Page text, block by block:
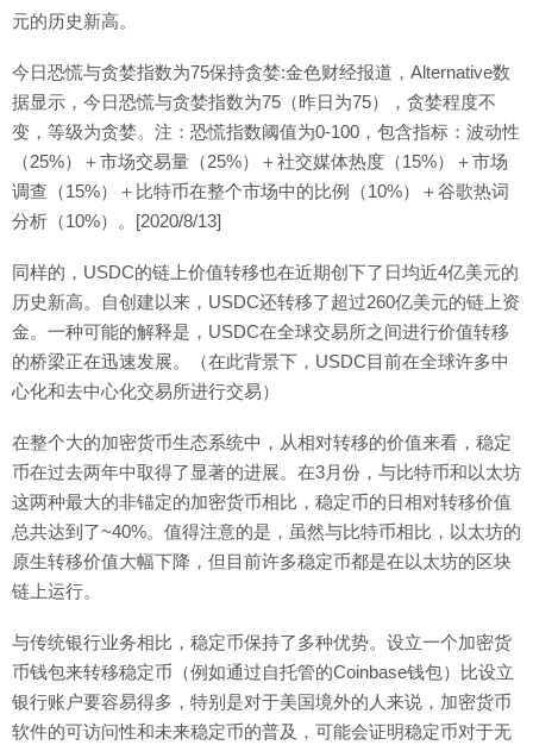
元的历史新高。
今日恐慌与贪婪指数为75保持贪婪:金色财经报道，Alternative数
据显示，今日恐慌与贪婪指数为75（昨日为75），贪婪程度不
变，等级为贪婪。注：恐慌指数阈值为0-100，包含指标：波动性
（25%）＋市场交易量（25%）＋社交媒体热度（15%）＋市场
调查（15%）＋比特币在整个市场中的比例（10%）＋谷歌热词
分析（10%）。[2020/8/13]
同样的，USDC的链上价值转移也在近期创下了日均近4亿美元的
历史新高。自创建以来，USDC还转移了超过260亿美元的链上资
金。一种可能的解释是，USDC在全球交易所之间进行价值转移
的桥梁正在迅速发展。（在此背景下，USDC目前在全球许多中
心化和去中心化交易所进行交易）
在整个大的加密货币生态系统中，从相对转移的价值来看，稳定
币在过去两年中取得了显著的进展。在3月份，与比特币和以太坊
这两种最大的非锚定的加密货币相比，稳定币的日相对转移价值
总共达到了~40%。值得注意的是，虽然与比特币相比，以太坊的
原生转移价值大幅下降，但目前许多稳定币都是在以太坊的区块
链上运行。
与传统银行业务相比，稳定币保持了多种优势。设立一个加密货
币钱包来转移稳定币（例如通过自托管的Coinbase钱包）比设立
银行账户要容易得多，特别是对于美国境外的人来说，加密货币
软件的可访问性和未来稳定币的普及，可能会证明稳定币对于无